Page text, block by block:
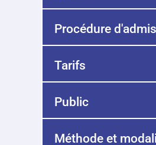
Procédure
Tarifs
Public
Méthode et